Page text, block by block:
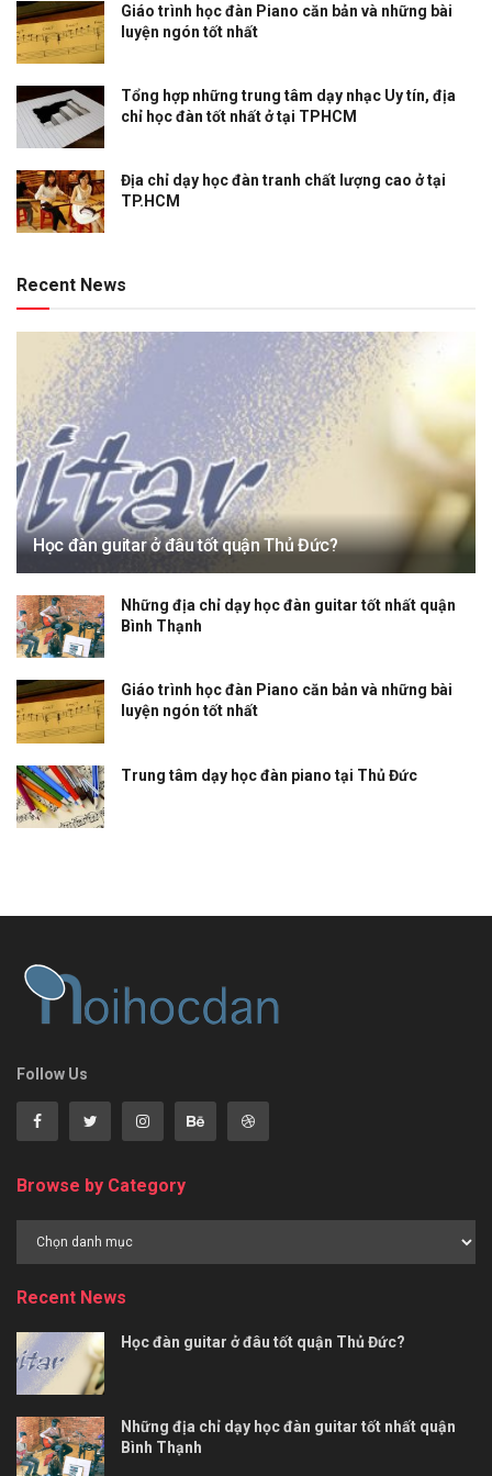
Giáo trình học đàn Piano căn bản và những bài
luyện ngón tốt nhất
Tổng hợp những trung tâm dạy nhạc Uy tín, địa
chỉ học đàn tốt nhất ở tại TPHCM
Địa chỉ dạy học đàn tranh chất lượng cao ở tại
TP.HCM
Recent News
Học đàn guitar ở đâu tốt quận Thủ Đức?
Những địa chỉ dạy học đàn guitar tốt nhất quận
Bình Thạnh
Giáo trình học đàn Piano căn bản và những bài
luyện ngón tốt nhất
Trung tâm dạy học đàn piano tại Thủ Đức
Follow Us
Browse by Category
Recent News
Học đàn guitar ở đâu tốt quận Thủ Đức?
Những địa chỉ dạy học đàn guitar tốt nhất quận
Bình Thạnh